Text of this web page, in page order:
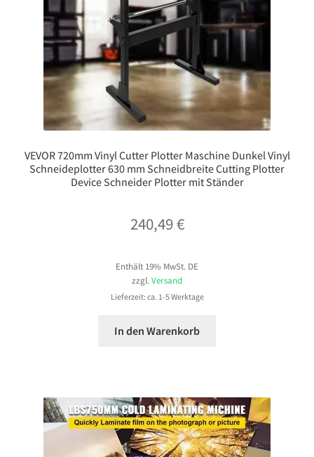
VEVOR 720mm Vinyl Cutter Plotter Maschine Dunkel Vinyl
Schneideplotter 630 mm Schneidbreite Cutting Plotter
Device Schneider Plotter mit Ständer
240,49€
Enthält 19% MwSt. DE
zzgl.Versand
Lieferzeit: ca. 1-5 Werktage
In den Warenkorb